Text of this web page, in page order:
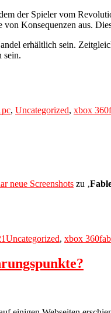
der Spieler vom
Konsequenzen aus.
erhältlich sein.
sein.
pc, Uncategorized, xbox 360
neue Screenshots zu ‚
Uncategorized, xbox 360